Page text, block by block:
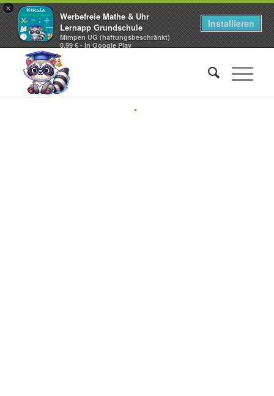
×
Werbefreie Mathe & Uhr
Lernapp Grundschule
Mimpen UG (haftungsbeschränkt)
0,99 € - In Google Play
Installieren